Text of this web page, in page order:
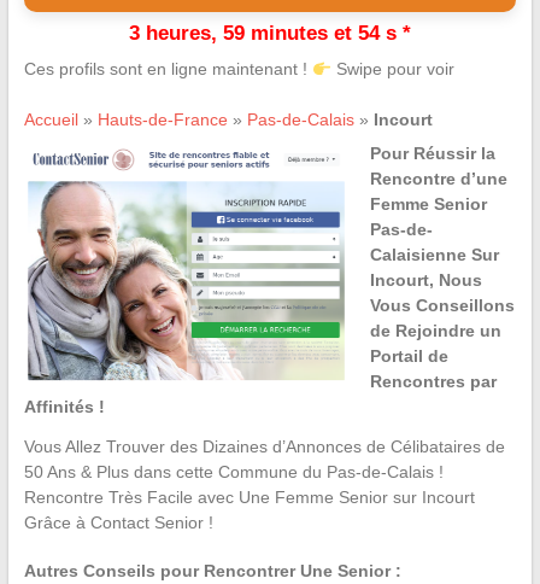
3 heures, 59 minutes et 54 s *
Ces profils sont en ligne maintenant ! Swipe pour voir
Accueil» Hauts-de-France » Pas-de-Calais» Incourt
Pour Réussir la
Rencontre d’une
Femme Senior
Pas-de-
Calaisienne Sur
Incourt, Nous
Vous Conseillons
de Rejoindre un
Portail de
Rencontres par
Affinités !
Vous Allez Trouver des Dizaines d’Annonces de Célibataires de
50 Ans & Plus dans cette Commune du Pas-de-Calais !
Rencontre Très Facile avec Une Femme Senior sur Incourt
Grâce à Contact Senior !
Autres Conseils pour Rencontrer Une Senior :